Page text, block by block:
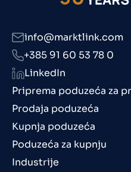
Priprema poduzeća za
Prodaja poduzeća
Kupnja poduzeća
Poduzeća za kupnju
Industrije
info@marktlink.com
+385 91 60 53 78 0
LinkedIn